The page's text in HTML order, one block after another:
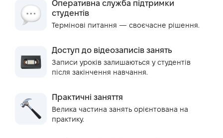
Оперативна служба підтримки
студентів
Термінові питання — своєчасне рішення.
Доступ до відеозаписів занять
Записи уроків залишаються у студентів
після закінчення навчання.
Практичні заняття
Велика частина занять орієнтована на
практику.